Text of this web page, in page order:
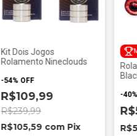
Kit Dois Jogos
Rolamento Nineclouds
-54% OFF
R$109,99
R$239,99
R$105,59 com Pix
-40